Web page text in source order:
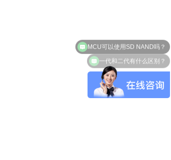
一代和二代有什么区别？